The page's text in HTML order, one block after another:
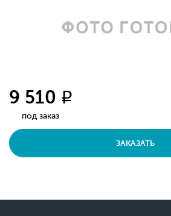
9 510 q
под заказ
ЗАКАЗАТЬ